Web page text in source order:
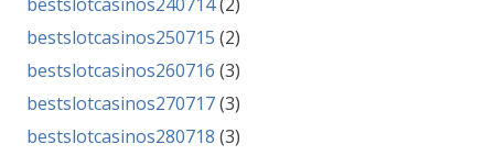
bestslotcasinos250715 (2)
bestslotcasinos260716 (3)
bestslotcasinos270717(3)
bestslotcasinos280718 (3)